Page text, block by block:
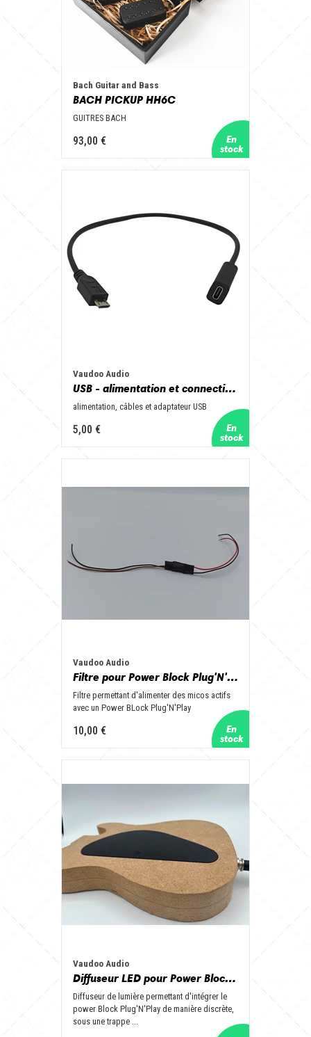
Bach Guitar and Bass
BACH PICKUP HH6C
GUITRES BACH
93,00 €
Vaudoo Audio
USB - alimentation et connectique
alimentation, câbles et adaptateur USB
5,00 €
Vaudoo Audio
Filtre pour Power Block Plug'N'Play et micro actif
Filtre permettant d'alimenter des micos actifs
avec un Power BLock Plug'N'Play
10,00 €
Vaudoo Audio
Diffuseur LED pour Power Block Plug'N'Play
Diffuseur de lumière permettant d'intégrer le
power Block Plug'N'Play de manière discrète,
sous une trappe ...